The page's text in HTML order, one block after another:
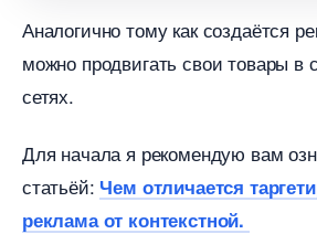
Аналогично тому как создаётся
можно продвигать свои товары в
сетях.
Для начала я рекомендую вам
статьёй: Чем отличается
реклама от контекстной.